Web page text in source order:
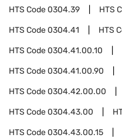
HTS Code0304.39 HTS
HTS Code0304.41 HTS
HTS Code0304.41.00.10
HTS Code0304.41.00.90
HTS Code0304.42.00.00
HTS Code0304.43.00
HTS Code0304.43.00.15